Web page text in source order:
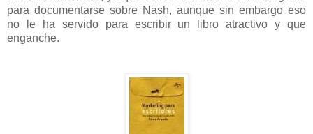
para documentarse sobre Nash, aunque sin embargo eso
no le ha servido para escribir un libro atractivo y que
enganche.